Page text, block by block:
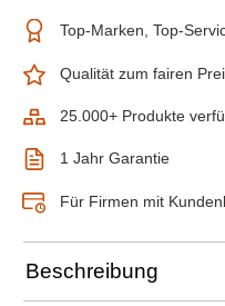
Top-Marken, Top-
Qualität zum fairen
25.000+ Produkte
1 Jahr Garantie
Für Firmen mit
Beschreibung